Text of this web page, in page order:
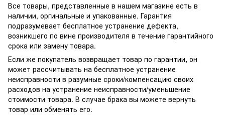
Все товары, представленные в нашем магазине есть в
наличии, оргинальные и упакованные. Гарантия
подразумевает бесплатное устранение дефекта,
возникшего по вине производителя в течение гарантийного
срока или замену товара.
Если же покупатель возвращает товар по гарантии, он
может рассчитывать на бесплатное устранение
неисправности в разумные сроки/компенсацию своих
расходов на устранение неисправности/уменьшение
стоимости товара. В случае брака вы можете вернуть
товар или обменять его.